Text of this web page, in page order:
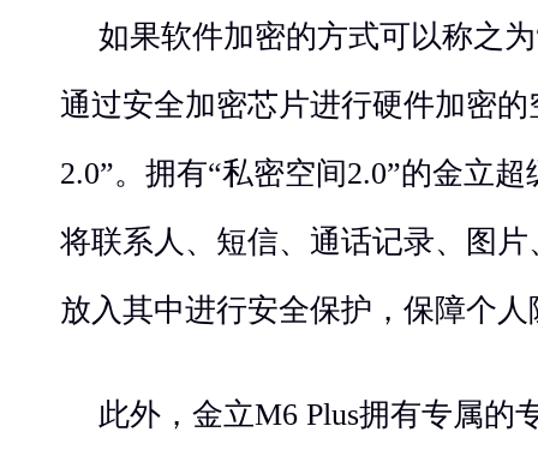
如果软件加密的方式可以称之
通过安全加密芯片进行硬件加密
2.0”。拥有“私密空间2.0”的金立
将联系人、短信、通话记录、图
放入其中进行安全保护，保障个
此外，金立M6 Plus拥有专属的